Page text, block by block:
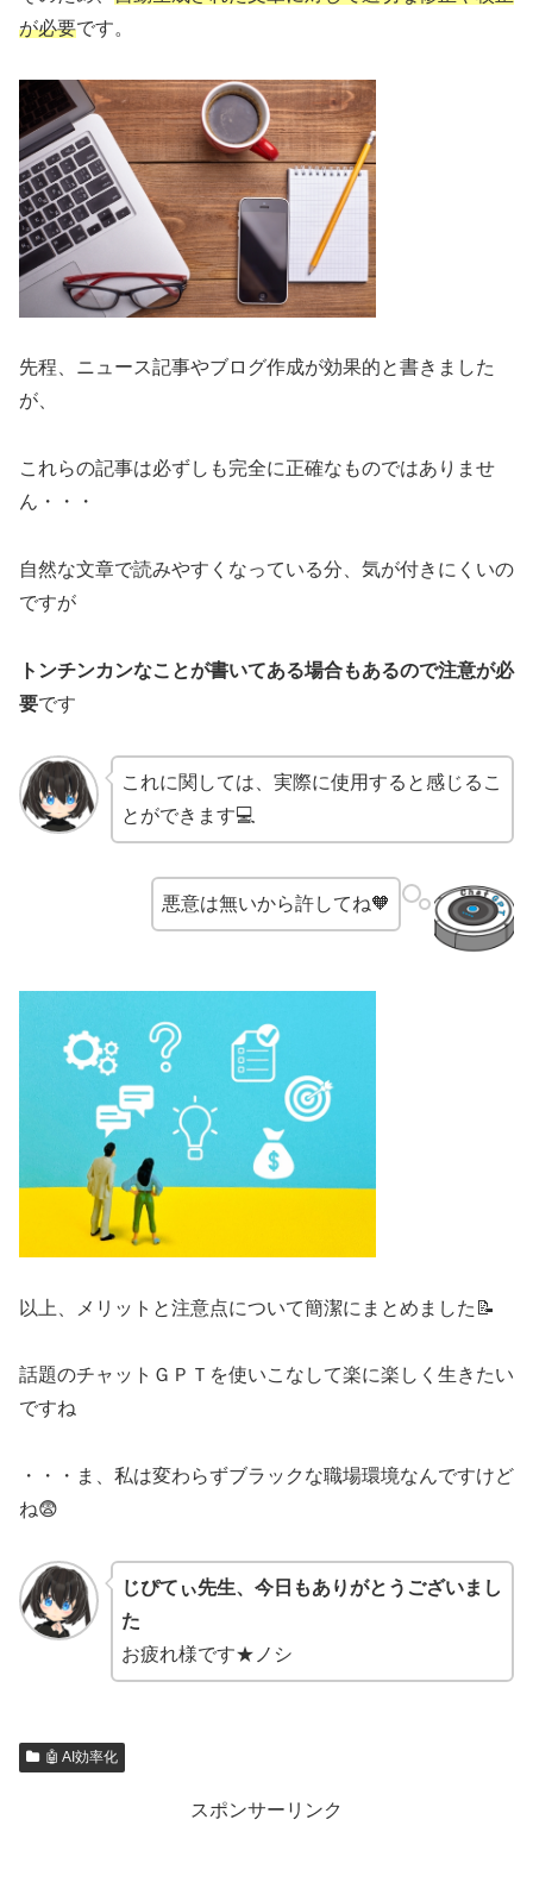
が必要です。
先程、ニュース記事やブログ作成が効果的と書きました
が、
これらの記事は必ずしも完全に正確なものではありませ
ん・・・
自然な文章で読みやすくなっている分、気が付きにくいの
ですが
トンチンカンなことが書いてある場合もあるので注意が必
要です
これに関しては、実際に使用すると感じるこ
とができます💻
悪意は無いから許してね🧡
以上、メリットと注意点について簡潔にまとめました📝
話題のチャットＧＰＴを使いこなして楽に楽しく生きたい
ですね
・・・ま、私は変わらずブラックな職場環境なんですけど
ね😨
じぴてぃ先生、今日もありがとうございまし
た
お疲れ様です★ノシ
🤖 AI効率化
スポンサーリンク